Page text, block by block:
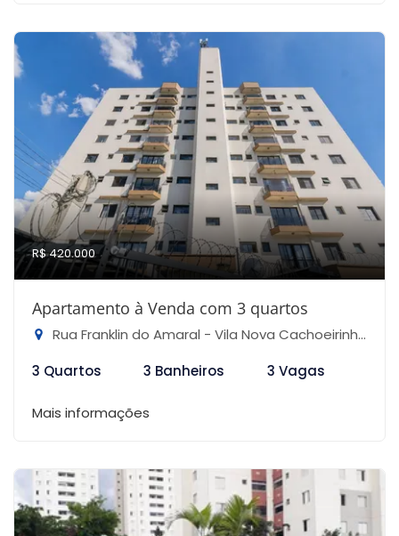
R$ 420.000
Apartamento à Venda com 3 quartos
Rua Franklin do Amaral - Vila Nova Cachoeirinha, São Paulo-SP
3 Quartos
3 Banheiros 3 Vagas
Mais informações